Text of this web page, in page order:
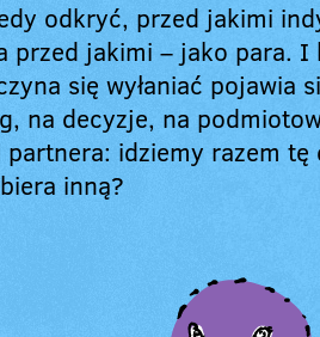
odkryć, przed jakimi
przed jakimi – jako para. I
się wyłaniać pojawia
na decyzje, na
idziemy razem tę
inną?